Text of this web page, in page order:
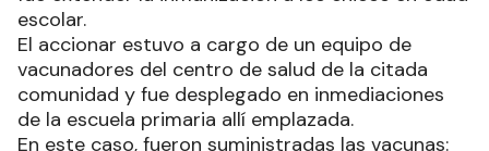
escolar.
El accionar estuvo a cargo de un equipo de
vacunadores del centro de salud de la citada
comunidad y fue desplegado en inmediaciones
de la escuela primaria allí emplazada.
En este caso, fueron suministradas las vacunas: